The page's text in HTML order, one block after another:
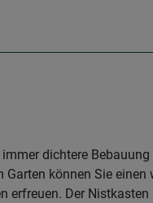
dichtere
können Sie
Der